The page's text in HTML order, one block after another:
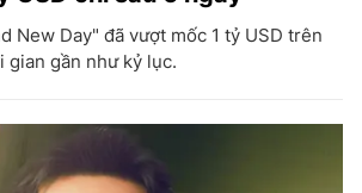
New Day" đã vượt mốc 1 tỷ USD trên
gian gần như kỷ lục.